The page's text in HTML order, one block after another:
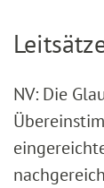
NV: Die